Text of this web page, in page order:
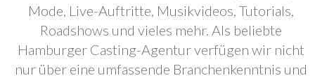
Mode, Live-Auftritte, Musikvideos, Tutorials,
Roadshows und vieles mehr. Als beliebte
Hamburger Casting-Agentur verfügen wir nicht
nur über eine umfassende Branchenkenntnis und